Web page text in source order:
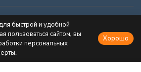
быстрой и удобной
пользоваться сайтом, вы
персональных
Хорошо